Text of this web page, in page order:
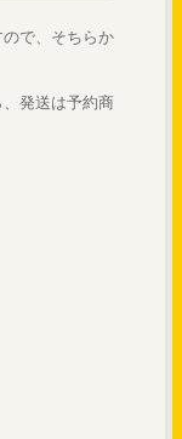
で、そちらか
発送は予約商